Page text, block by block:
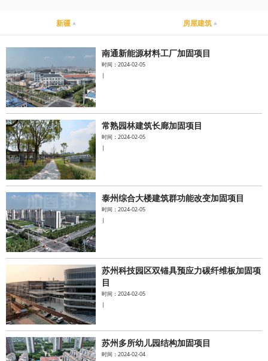
桥梁支座系统
水泥基系统
新能源系统
案例中心
新疆 房屋建筑
南通新能源材料工厂加固项目
时间：2024-02-05
|
常熟园林建筑长廊加固项目
时间：2024-02-05
|
泰州综合大楼建筑群功能改变加固项目
时间：2024-02-05
|
苏州科技园区双锚具预应力碳纤维板加固项
目
时间：2024-02-05
|
苏州多所幼儿园结构加固项目
时间：2024-02-04